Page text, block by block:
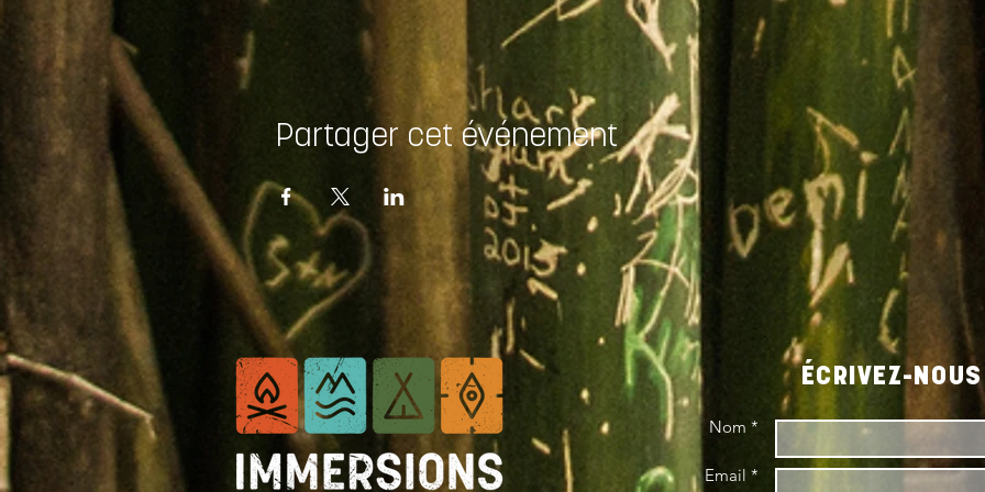
Partager cet événement
ÉCRIVEZ-
Nom *
Email *